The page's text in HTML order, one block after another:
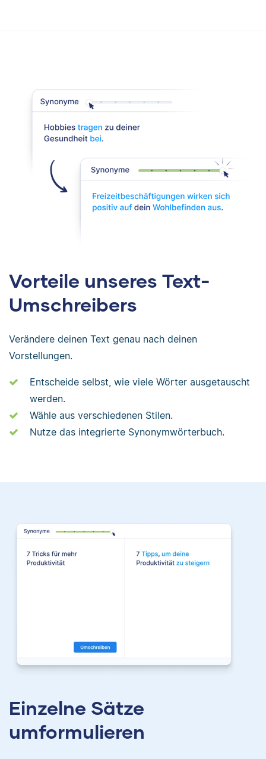
Vorteile unseres Text-
Umschreibers
Verändere deinen Text genau nach deinen
Vorstellungen.
Entscheide selbst, wie viele Wörter ausgetauscht
werden.
Wähle aus verschiedenen Stilen.
Nutze das integrierte Synonymwörterbuch.
Einzelne Sätze
umformulieren